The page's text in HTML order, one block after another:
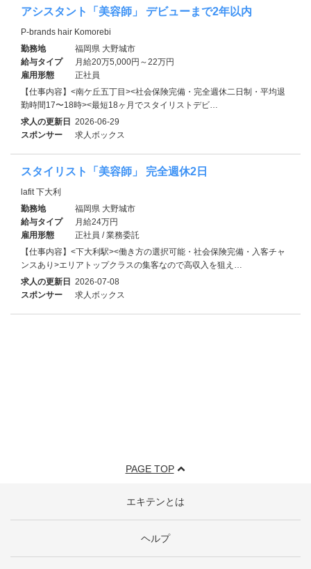
アシスタント「美容師」 デビューまで2年以内
P-brands hair Komorebi
勤務地
福岡県 大野城市
給与タイプ
月給20万5,000円～22万円
雇用形態
正社員
【仕事内容】<南ケ丘五丁目><社会保険完備・完全週休二日制・平均退
勤時間17〜18時><最短18ヶ月でスタイリストデビ…
求人の更新日 2026-06-29
スポンサー
求人ボックス
スタイリスト「美容師」 完全週休2日
lafit 下大利
勤務地
福岡県 大野城市
給与タイプ
月給24万円
雇用形態
正社員 / 業務委託
【仕事内容】<下大利駅><働き方の選択可能・社会保険完備・入客チャ
ンスあり>エリアトップクラスの集客なので高収入を狙え…
求人の更新日 2026-07-08
スポンサー
求人ボックス
PAGE TOP
エキテンとは
ヘルプ